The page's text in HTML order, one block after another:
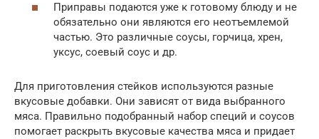
Приправы подаются уже к готовому блюду и не
обязательно они являются его неотъемлемой
частью. Это различные соусы, горчица, хрен,
уксус, соевый соус и др.
Для приготовления стейков используются разные
вкусовые добавки. Они зависят от вида выбранного
мяса. Правильно подобранный набор специй и соусов
помогает раскрыть вкусовые качества мяса и придает